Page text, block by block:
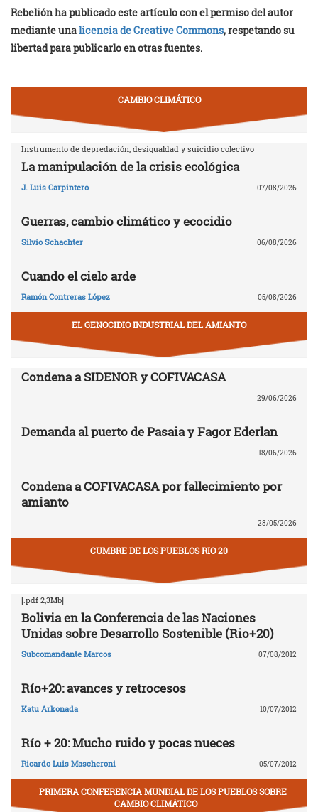
Rebelión ha publicado este artículo con el permiso del autor
mediante unalicencia de Creative Commons, respetando su
libertad para publicarlo en otras fuentes.
CAMBIO CLIMÁTICO
Instrumento de depredación, desigualdad y suicidio colectivo
La manipulación de la crisis ecológica
J. Luis Carpintero 07/08/2026
Guerras, cambio climático y ecocidio
Silvio Schachter 06/08/2026
Cuando el cielo arde
Ramón Contreras López 05/08/2026
EL GENOCIDIO INDUSTRIAL DEL AMIANTO
Condena a SIDENOR y COFIVACASA
29/06/2026
Demanda al puerto de Pasaia y Fagor Ederlan
18/06/2026
Condena a COFIVACASA por fallecimiento por
amianto
28/05/2026
CUMBRE DE LOS PUEBLOS RIO 20
[.pdf 2,3Mb]
Bolivia en la Conferencia de las Naciones
Unidas sobre Desarrollo Sostenible (Rio+20)
Subcomandante Marcos 07/08/2012
Río+20: avances y retrocesos
Katu Arkonada 10/07/2012
Río + 20: Mucho ruido y pocas nueces
Ricardo Luis Mascheroni 05/07/2012
PRIMERA CONFERENCIA MUNDIAL DE LOS PUEBLOS SOBRE
CAMBIO CLIMÁTICO